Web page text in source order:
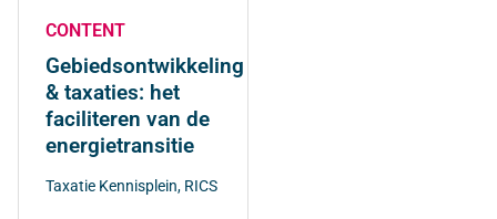
CONTENT
Gebiedsontwikkeling
& taxaties: het
faciliteren van de
energietransitie
Taxatie Kennisplein, RICS